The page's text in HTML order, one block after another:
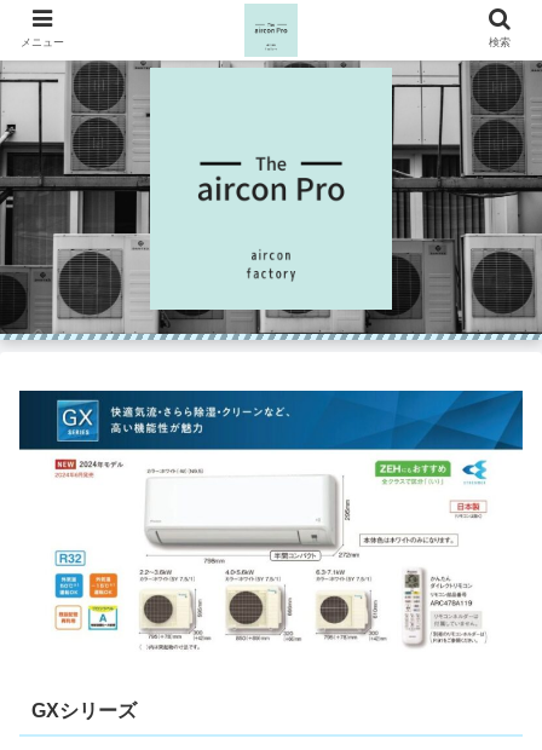
GXシリーズ
メニュー 検索